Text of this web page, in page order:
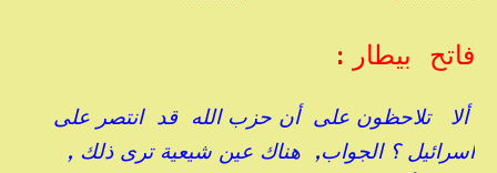
فاتح بيطار :
ألا تلاحظون على أن حزب الله قد انتصر على
اسرائيل ؟ الجواب, هناك عين شيعية ترى ذلك ,